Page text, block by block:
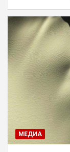
МЕДИА